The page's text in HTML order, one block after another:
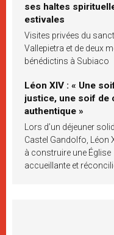
ses haltes
estivales
Visites privées du
Vallepietra et de deux
bénédictins à Subiaco
Léon XIV : « Une
justice, une soif de
authentique »
Lors d’un déjeuner
Castel Gandolfo, Léon
à construire une Église
accueillante et